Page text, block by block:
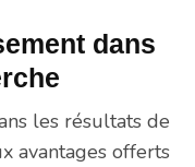
dans
les résultats de
avantages offerts